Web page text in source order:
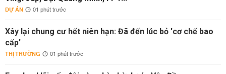
DỰ ÁN 01 phút trước
Xây lại chung cư hết niên hạn: Đã đến lúc bỏ 'cơ chế bao
cấp'
THỊ TRƯỜNG 01 phút trước